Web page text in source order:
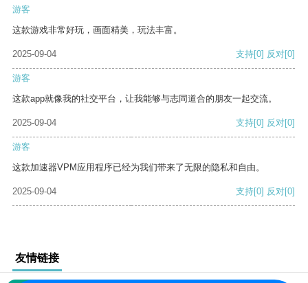
游客
这款游戏非常好玩，画面精美，玩法丰富。
2025-09-04 支持[0] 反对[0]
游客
这款app就像我的社交平台，让我能够与志同道合的朋友一起交流。
2025-09-04 支持[0] 反对[0]
游客
这款加速器VPM应用程序已经为我们带来了无限的隐私和自由。
2025-09-04 支持[0] 反对[0]
友情链接